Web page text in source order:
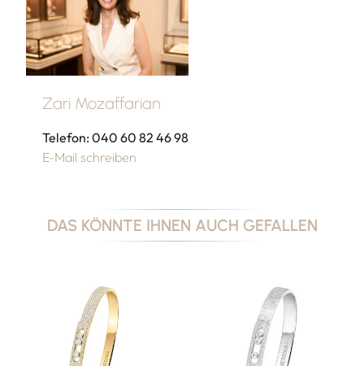
Zari Mozaffarian
Telefon: 040 60 82 46 98
E-Mail schreiben
DAS KÖNNTE IHNEN AUCH GEFALLEN